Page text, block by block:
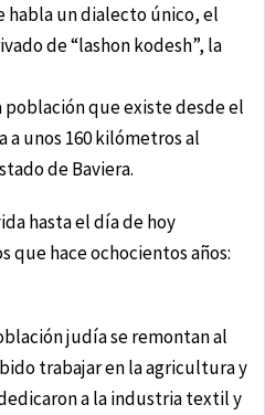
habla un dialecto único, el
de “lashon kodesh”, la
que existe desde el
a unos 160 kilómetros al
de Baviera.
hasta el día de hoy
que hace ochocientos años:
judía se remontan al
trabajar en la agricultura y
a la industria textil y